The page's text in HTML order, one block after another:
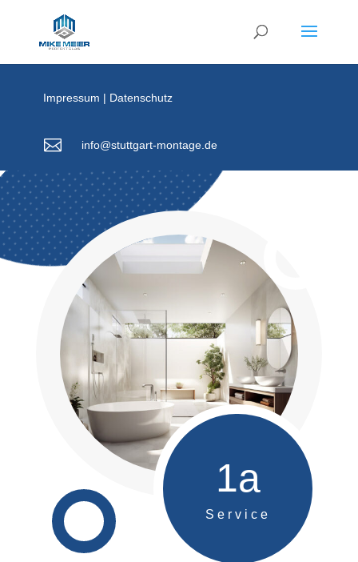
Impressum | Datenschutz
 info@stuttgart-montage.de
1a
Service